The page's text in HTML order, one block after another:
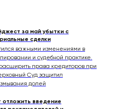
за май убытки с
сделки
важными изменениями в
и судебной практике.
права кредиторов при
Суд защитил
долей
введение